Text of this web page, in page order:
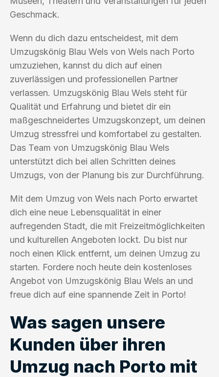
Geschmack.
Wenn du dich dazu entscheidest, mit dem
Umzugskönig Blau Wels von Wels nach Porto
umzuziehen, kannst du dich auf einen
zuverlässigen und professionellen Partner
verlassen. Umzugskönig Blau Wels steht für
Qualität und Erfahrung und bietet dir ein
maßgeschneidertes Umzugskonzept, um deinen
Umzug stressfrei und komfortabel zu gestalten.
Das Team von Umzugskönig Blau Wels
unterstützt dich bei allen Schritten deines
Umzugs, von der Planung bis zur Durchführung.
Mit dem Umzug von Wels nach Porto erwartet
dich eine neue Lebensqualität in einer
aufregenden Stadt, die mit Freizeitmöglichkeiten
und kulturellen Angeboten lockt. Du bist nur
noch einen Klick entfernt, um deinen Umzug zu
starten. Fordere noch heute dein kostenloses
Angebot von Umzugskönig Blau Wels an und
freue dich auf eine spannende Zeit in Porto!
Was sagen unsere
Kunden über ihren
Umzug nach Porto mit